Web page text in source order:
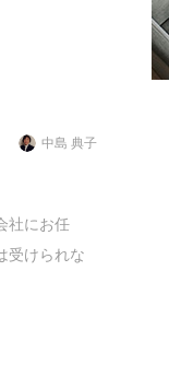
中島 典子
社にお任
受けられな